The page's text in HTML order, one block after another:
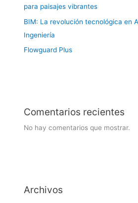
para paisajes vibrantes
BIM: La revolución tecnológica en
Ingeniería
Flowguard Plus
Comentarios recientes
No hay comentarios que mostrar.
Archivos